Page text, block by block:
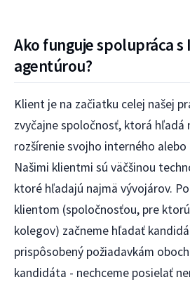
Ako funguje spolupráca
agentúrou?
Klient je na začiatku celej našej
zvyčajne spoločnosť, ktorá hľadá
rozšírenie svojho interného
Našimi klientmi sú väčšinou
ktoré hľadajú najmä vývojárov.
klientom (spoločnosťou, pre
kolegov) začneme hľadať
prispôsobený požiadavkám
kandidáta - nechceme posielať